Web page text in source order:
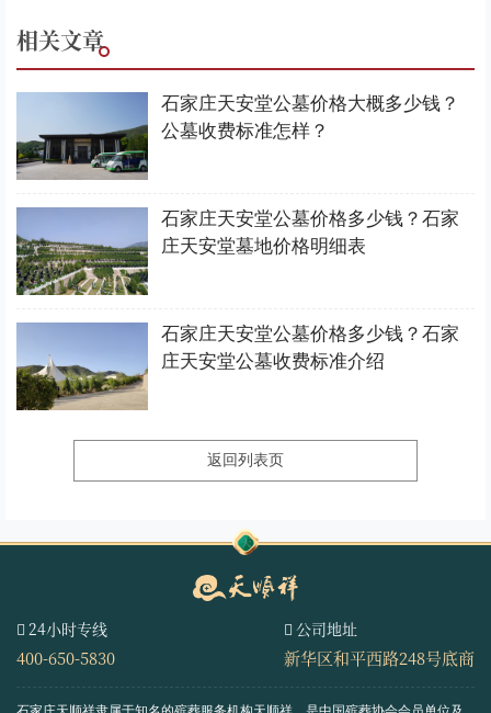
相关文章
石家庄天安堂公墓价格大概多少钱？
公墓收费标准怎样？
石家庄天安堂公墓价格多少钱？石家
庄天安堂墓地价格明细表
石家庄天安堂公墓价格多少钱？石家
庄天安堂公墓收费标准介绍
返回列表页
24小时专线
400-650-5830
公司地址
新华区和平西路248号底商